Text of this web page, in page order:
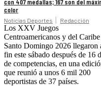
color
Noticias Deportes Redacción
Los XXV Juegos
Centroamericanos y del Caribe
Santo Domingo 2026 llegaron
fin este sábado después de 16
de competencias, en una
que reunió a unos 6 mil 200
deportistas de 37 países.